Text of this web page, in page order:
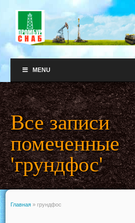
MENU
Все записи
помеченные
'грундфос'
Главная » грундфос